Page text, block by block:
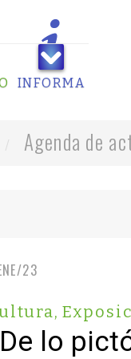
INFORMA
Agenda de
23
,
lo